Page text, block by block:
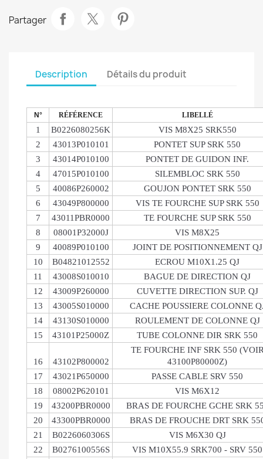
Partager
Description Détails du produit
N° RÉFÉRENCE LIBELLÉ
1 B0226080256K
VIS M8X25 SRK550
2
43013P010101
PONTET SUP SRK 550
3
43014P010100
PONTET DE GUIDON INF.
4
47015P010100
SILEMBLOC SRK 550
5
40086P260002
GOUJON PONTET SRK 550
6
43049P800000
VIS TE FOURCHE SUP SRK 550
7
43011PBR0000
TE FOURCHE SUP SRK 550
8
08001P32000J
VIS M8X25
9
40089P010100
JOINT DE POSITIONNEMENT QJ
10
B04821012552
ECROU M10X1.25 QJ
11
43008S010010
BAGUE DE DIRECTION QJ
12
43009P260000
CUVETTE DIRECTION SUP. QJ
13
43005S010000
CACHE POUSSIERE COLONNE
14
43130S010000
ROULEMENT DE COLONNE QJ
15
43101P25000Z TUBE COLONNE DIR SRK 550
16 43102P800002
TE FOURCHE INF SRK 550
43100P80000Z)
17
43021P650000
PASSE CABLE SRV 550
18
08002P620101
VIS M6X12
19
43200PBR0000
BRAS DE FOURCHE GCHE SRK
20
43300PBR0000
BRAS DE FROUCHE DRT SRK
21
B0226060306S
VIS M6X30 QJ
22
B0276100556S
VIS M10X55.9 SRK700 - SRV 550